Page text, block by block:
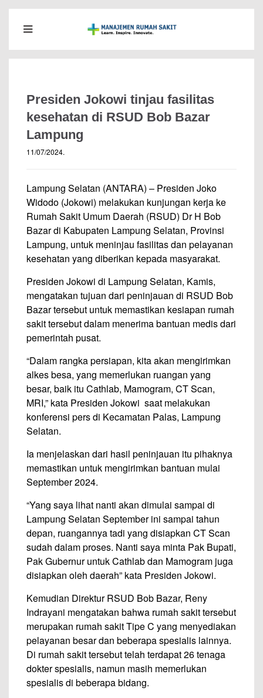
Presiden Jokowi tinjau fasilitas
kesehatan di RSUD Bob Bazar
Lampung
11/07/2024.
Lampung Selatan (ANTARA) – Presiden Joko
Widodo (Jokowi) melakukan kunjungan kerja ke
Rumah Sakit Umum Daerah (RSUD) Dr H Bob
Bazar di Kabupaten Lampung Selatan, Provinsi
Lampung, untuk meninjau fasilitas dan pelayanan
kesehatan yang diberikan kepada masyarakat.
Presiden Jokowi di Lampung Selatan, Kamis,
mengatakan tujuan dari peninjauan di RSUD Bob
Bazar tersebut untuk memastikan kesiapan rumah
sakit tersebut dalam menerima bantuan medis dari
pemerintah pusat.
“Dalam rangka persiapan, kita akan mengirimkan
alkes besa, yang memerlukan ruangan yang
besar, baik itu Cathlab, Mamogram, CT Scan,
MRI,” kata Presiden Jokowi saat melakukan
konferensi pers di Kecamatan Palas, Lampung
Selatan.
Ia menjelaskan dari hasil peninjauan itu pihaknya
memastikan untuk mengirimkan bantuan mulai
September 2024.
“Yang saya lihat nanti akan dimulai sampai di
Lampung Selatan September ini sampai tahun
depan, ruangannya tadi yang disiapkan CT Scan
sudah dalam proses. Nanti saya minta Pak Bupati,
Pak Gubernur untuk Cathlab dan Mamogram juga
disiapkan oleh daerah” kata Presiden Jokowi.
Kemudian Direktur RSUD Bob Bazar, Reny
Indrayani mengatakan bahwa rumah sakit tersebut
merupakan rumah sakit Tipe C yang menyediakan
pelayanan besar dan beberapa spesialis lainnya.
Di rumah sakit tersebut telah terdapat 26 tenaga
dokter spesialis, namun masih memerlukan
spesialis di beberapa bidang.